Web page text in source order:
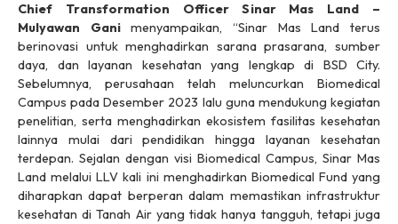
Chief Transformation Officer Sinar Mas Land –
Mulyawan Ganimenyampaikan, “Sinar Mas Land terus
berinovasi untuk menghadirkan sarana prasarana, sumber
daya, dan layanan kesehatan yang lengkap di BSD City.
Sebelumnya, perusahaan telah meluncurkan Biomedical
Campus pada Desember 2023 lalu guna mendukung kegiatan
penelitian, serta menghadirkan ekosistem fasilitas kesehatan
lainnya mulai dari pendidikan hingga layanan kesehatan
terdepan. Sejalan dengan visi Biomedical Campus, Sinar Mas
Land melalui LLV kali ini menghadirkan Biomedical Fund yang
diharapkan dapat berperan dalam memastikan infrastruktur
kesehatan di Tanah Air yang tidak hanya tangguh, tetapi juga